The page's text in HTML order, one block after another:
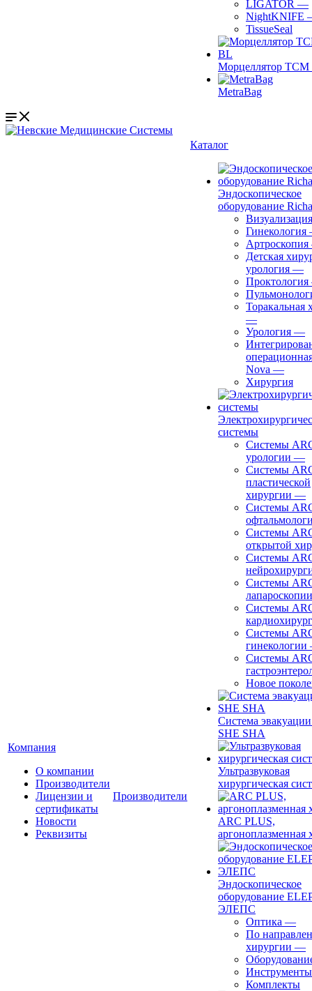
LIGATOR —
NightKNIFE
TissueSeal
Морцеллятор ТСМ
MetraBag
Компания
О компании
Производители
Лицензии и
сертификаты
Новости
Реквизиты
Производители
Каталог
Эндоскопическое
оборудование
Визуализация
Гинекология
Артроскопия
Детская
урология —
Проктология
Торакальная
—
Урология —
Nova —
Хирургия
системы
Системы
урологии —
Системы
пластической
хирургии —
Системы
Системы
открытой
Системы
Системы
лапароскопии
Системы
Системы
гинекологии
Системы
Новое
Система
SHE SHA
Ультразвуковая
хирургическая
ARC PLUS,
аргоноплазменная
Эндоскопическое
оборудование
ЭЛЕПС
Оптика —
По
хирургии —
Инструменты
Комплекты